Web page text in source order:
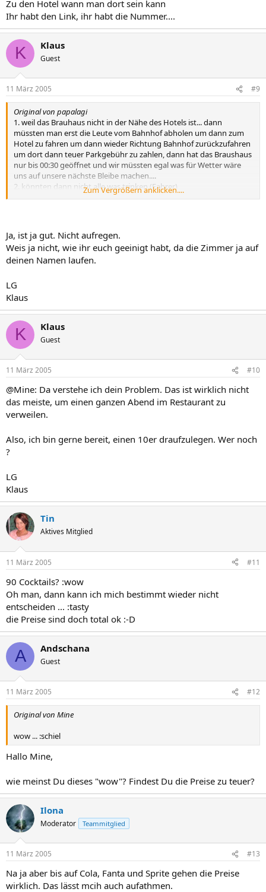
Zu den Hotel wann man dort sein kann
Ihr habt den Link, ihr habt die Nummer....
K Klaus
Guest
11 März 2005 #9
Original von papalagi
1. weil das Brauhaus nicht in der Nähe des Hotels ist... dann
müssten man erst die Leute vom Bahnhof abholen um dann zum
Hotel zu fahren um dann wieder Richtung Bahnhof zurückzufahren
um dort dann teuer Parkgebühr zu zahlen, dann hat das Braushaus
nur bis 00:30 geöffnet und wir müssten egal was für Wetter wäre
uns auf unsere nächste Bleibe machen....
2. könnten dann nicht alle was trinken (Fahrer)
3. nehmen Andschan und Gerhard den kleinen Linus mit, (geht
4. soll dies kein Besäufnis werden...
Ihr habr den Link, ihr habt die Nummer...
Zu den Hotel wann man dort sein kann
Ihr habt den Link, ihr habt die Nummer....
Zum Vergrößern anklicken....
Ja, ist ja gut. Nicht aufregen.
Weis ja nicht, wie ihr euch geeinigt habt, da die Zimmer ja auf
deinen Namen laufen.
LG
Klaus
K Klaus
Guest
11 März 2005 #10
@Mine: Da verstehe ich dein Problem. Das ist wirklich nicht
das meiste, um einen ganzen Abend im Restaurant zu
verweilen.
Also, ich bin gerne bereit, einen 10er draufzulegen. Wer noch
?
LG
Klaus
Tin
Aktives Mitglied
11 März 2005 #11
90 Cocktails? :wow
Oh man, dann kann ich mich bestimmt wieder nicht
entscheiden ... :tasty
die Preise sind doch total ok :-D
A Andschana
Guest
11 März 2005 #12
Original von Mine
wow ... :schiel
Hallo Mine,
wie meinst Du dieses "wow"? Findest Du die Preise zu teuer?
Ilona
Moderator Teammitglied
11 März 2005 #13
Na ja aber bis auf Cola, Fanta und Sprite gehen die Preise
wirklich. Das lässt mcih auch aufathmen.